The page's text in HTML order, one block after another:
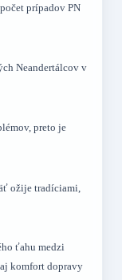
prípadov PN
Neandertálcov v
preto je
ožije tradíciami,
ťahu medzi
komfort dopravy